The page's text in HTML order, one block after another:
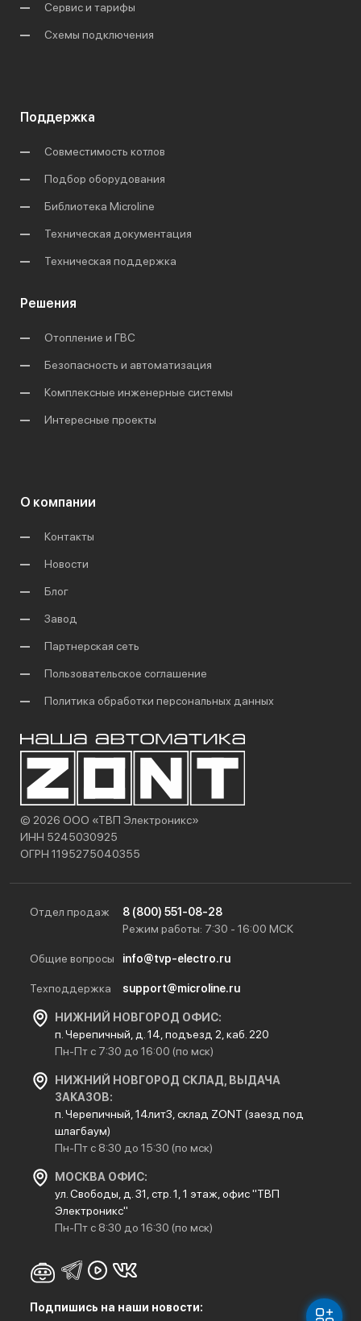
Сервис и тарифы
Схемы подключения
Поддержка
Совместимость котлов
Подбор оборудования
Библиотека Microline
Техническая документация
Техническая поддержка
Решения
Отопление и ГВС
Безопасность и автоматизация
Комплексные инженерные системы
Интересные проекты
О компании
Контакты
Новости
Блог
Завод
Партнерская сеть
Пользовательское соглашение
Политика обработки персональных данных
© 2026 ООО «ТВП Электроникс»
ИНН 5245030925
ОГРН 1195275040355
Отдел продаж
8 (800) 551-08-28
Режим работы: 7:30 - 16:00 МСК
Общие вопросы info@tvp-electro.ru
Техподдержка support@microline.ru
НИЖНИЙ НОВГОРОД ОФИС:
п. Черепичный, д. 14, подъезд 2, каб. 220
Пн-Пт с 7:30 до 16:00 (по мск)
НИЖНИЙ НОВГОРОД СКЛАД, ВЫДАЧА
ЗАКАЗОВ:
п. Черепичный, 14лит3, склад ZONT (заезд под
шлагбаум)
Пн-Пт с 8:30 до 15:30 (по мск)
МОСКВА ОФИС:
ул. Свободы, д. 31, стр. 1, 1 этаж, офис "ТВП
Электроникс"
Пн-Пт с 8:30 до 16:30 (по мск)
Подпишись на наши новости: